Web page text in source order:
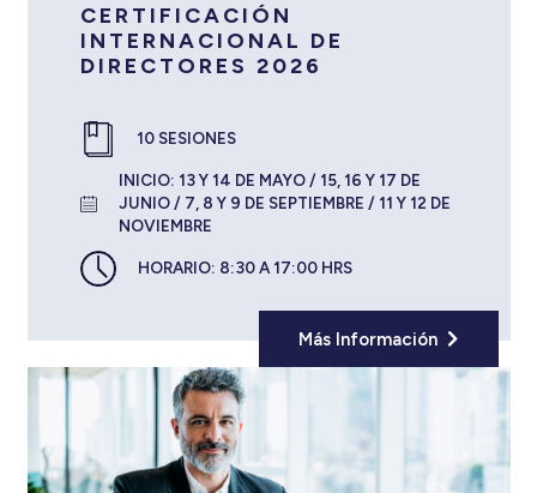
CERTIFICACIÓN
INTERNACIONAL DE
DIRECTORES 2026
10 SESIONES
INICIO: 13 Y 14 DE MAYO / 15, 16 Y 17 DE
JUNIO / 7, 8 Y 9 DE SEPTIEMBRE / 11 Y 12 DE
NOVIEMBRE
HORARIO: 8:30 A 17:00 HRS
Más Información